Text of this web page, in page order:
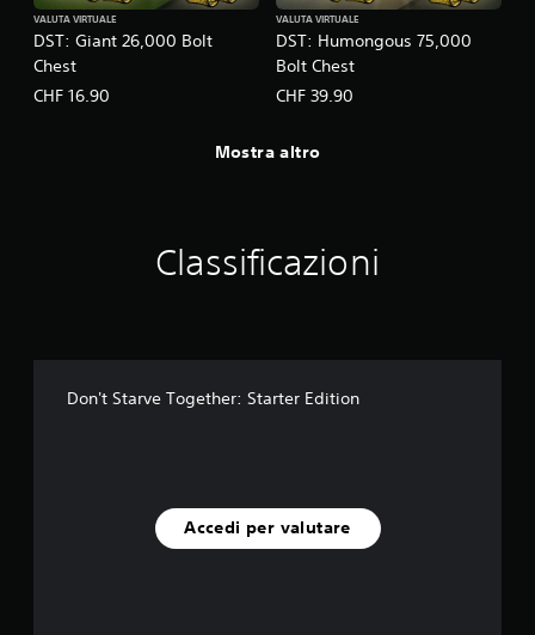
DST: Giant 26,000 Bolt
Chest
VALUTA VIRTUALE
CHF 16.90
DST: Humongous 75,000
Bolt Chest
VALUTA VIRTUALE
CHF 39.90
Mostra altro
Classificazioni
Don't Starve Together: Starter Edition
Accedi per valutare